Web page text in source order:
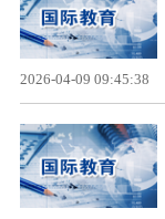
2026-04-09 09:45:38